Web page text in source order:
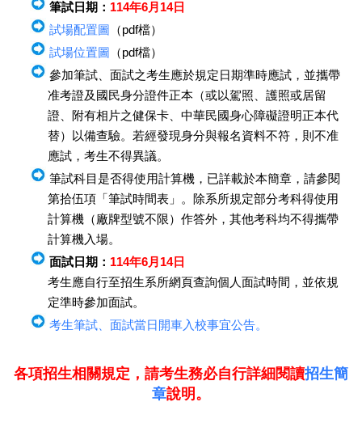
筆試日期： 114年6月14日
試場配置圖
（pdf檔）
試場位置圖
（pdf檔）
參加筆試、面試之考生應於規定日期準時應試，並攜帶
准考證及國民身分證件正本（或以駕照、護照或居留
證、附有相片之健保卡、中華民國身心障礙證明正本代
替）以備查驗。若經發現身分與報名資料不符，則不准
應試，考生不得異議。
筆試科目是否得使用計算機，已詳載於本簡章，請參閱
第拾伍項「筆試時間表」。除系所規定部分考科得使用
計算機（廠牌型號不限）作答外，其他考科均不得攜帶
計算機入場。
面試日期： 114年6月14日
考生應自行至招生系所網頁查詢個人面試時間，並依規
定準時參加面試。
考生筆試、面試當日開車入校事宜公告。
各項招生相關規定，請考生務必自行詳細閱讀招生簡
章說明。